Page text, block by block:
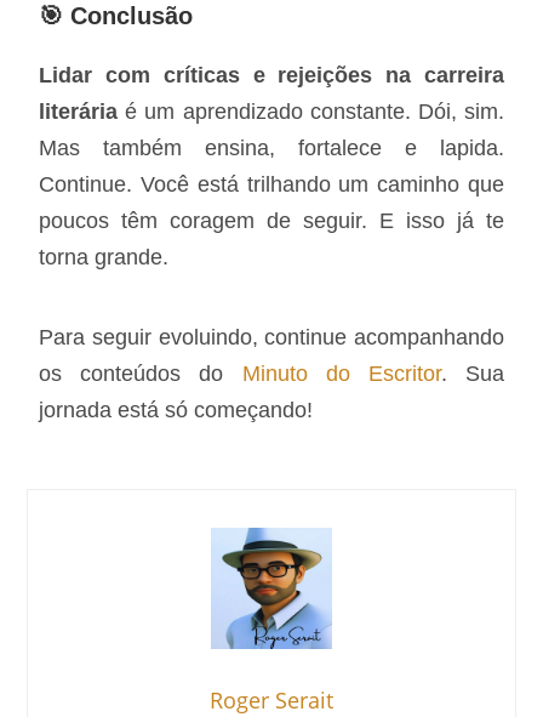
🎯 Conclusão
Lidar com críticas e rejeições na carreira
literária é um aprendizado constante. Dói, sim.
Mas também ensina, fortalece e lapida.
Continue. Você está trilhando um caminho que
poucos têm coragem de seguir. E isso já te
torna grande.
Para seguir evoluindo, continue acompanhando
os conteúdos do Minuto do Escritor. Sua
jornada está só começando!
Roger Serait